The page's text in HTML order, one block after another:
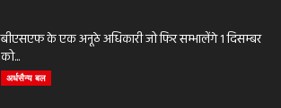
बीएसएफ के एक अनूठे अधिकारी जो फिर सम्भालेंगे 1 दिसम्बर
को...
अर्धसैन्य बल